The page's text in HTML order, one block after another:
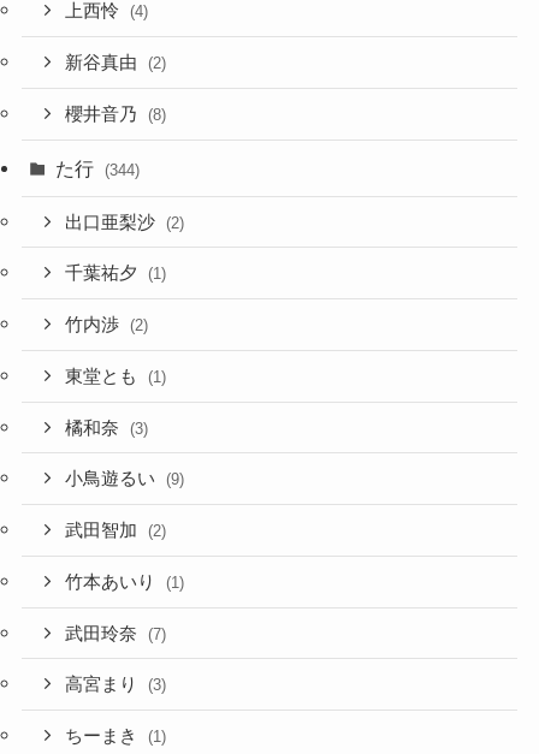
上西怜 (4)
新谷真由 (2)
櫻井音乃 (8)
た行 (344)
出口亜梨沙 (2)
千葉祐夕 (1)
竹内渉 (2)
東堂とも (1)
橘和奈 (3)
小鳥遊るい (9)
武田智加 (2)
竹本あいり (1)
武田玲奈 (7)
高宮まり (3)
ちーまき (1)